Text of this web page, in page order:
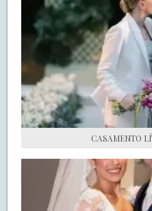
DE NOIVA
S.O.S
FALE COM
CASAMENTO